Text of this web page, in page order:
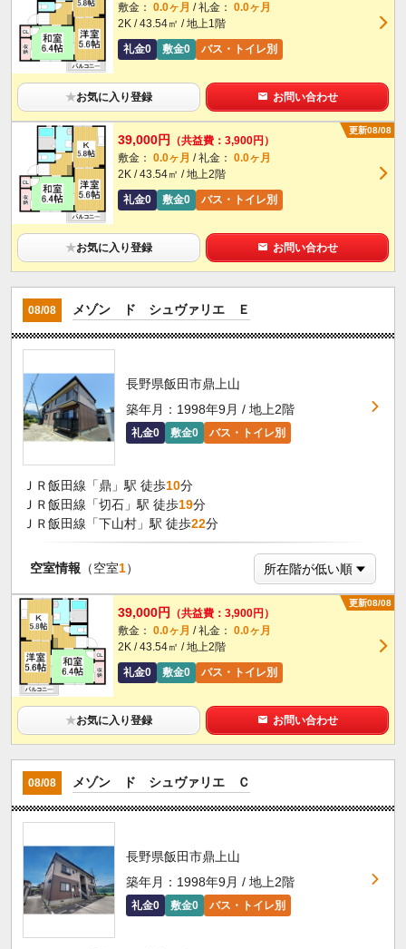
敷金： 0.0ヶ月 / 礼金： 0.0ヶ月
2K / 43.54㎡ / 地上1階
礼金0
敷金0 バス・トイレ別
★お気に入り登録 お問い合わせ
更新08/08
39,000円
（共益費：3,900円）
敷金： 0.0ヶ月 / 礼金： 0.0ヶ月
2K / 43.54㎡ / 地上2階
礼金0
敷金0 バス・トイレ別
★お気に入り登録 お問い合わせ
08/08 メゾン ド シュヴァリエ Ｅ
長野県飯田市鼎上山
築年月：1998年9月 / 地上2階
礼金0 敷金0 バス・トイレ別
ＪＲ飯田線「鼎」駅 徒歩10分
ＪＲ飯田線「切石」駅 徒歩19分
ＪＲ飯田線「下山村」駅 徒歩22分
空室情報 （空室1）
更新08/08
39,000円
（共益費：3,900円）
敷金： 0.0ヶ月 / 礼金： 0.0ヶ月
2K / 43.54㎡ / 地上2階
礼金0
敷金0 バス・トイレ別
★お気に入り登録 お問い合わせ
08/08 メゾン ド シュヴァリエ Ｃ
長野県飯田市鼎上山
築年月：1998年9月 / 地上2階
礼金0 敷金0 バス・トイレ別